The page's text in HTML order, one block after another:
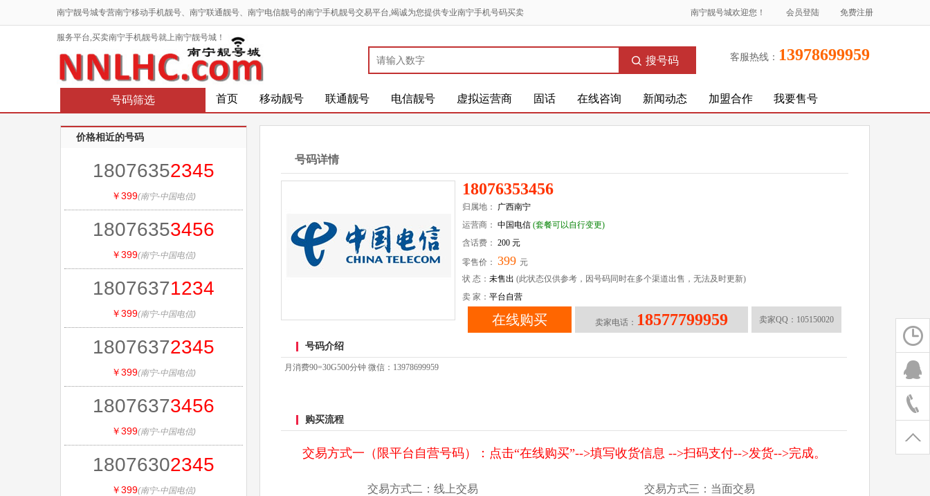
南宁靓号城欢迎您！ 会员登陆 免费注册
南宁靓号城专营南宁移动手机靓号、南宁联通靓号、南宁电信靓号的南宁手机靓号交易平台,竭诚为您提供专业南宁手机号码买卖
服务平台,买卖南宁手机靓号就上南宁靓号城！
搜号码 客服热线： 13978699959
号码筛选 首页 移动靓号 联通靓号 电信靓号 虚拟运营商 固话 在线咨询 新闻动态 加盟合作 我要售号
价格相近的号码
18076352345
￥399(南宁-中国电信)
18076353456
￥399(南宁-中国电信)
18076371234
￥399(南宁-中国电信)
18076372345
￥399(南宁-中国电信)
18076373456
￥399(南宁-中国电信)
18076302345
￥399(南宁-中国电信)
号码详情
18076353456
归属地： 广西南宁
运营商： 中国电信 (套餐可以自行变更)
含话费： 200 元
零售价： 399 元
状 态： 未售出 (此状态仅供参考，因号码同时在多个渠道出售，无法及时更新)
卖 家： 平台自营
在线购买 卖家电话： 18577799959 卖家QQ： 105150020
号码介绍
月消费90=30G500分钟 微信：13978699959
购买流程
交易方式一（限平台自营号码）：点击“在线购买”-->填写收货信息 -->扫码支付-->发货-->完成。
交易方式二：线上交易 交易方式三：当面交易